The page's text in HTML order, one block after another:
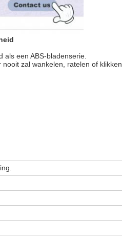
een ABS-bladenserie.
zal wankelen, ratelen of klikken.